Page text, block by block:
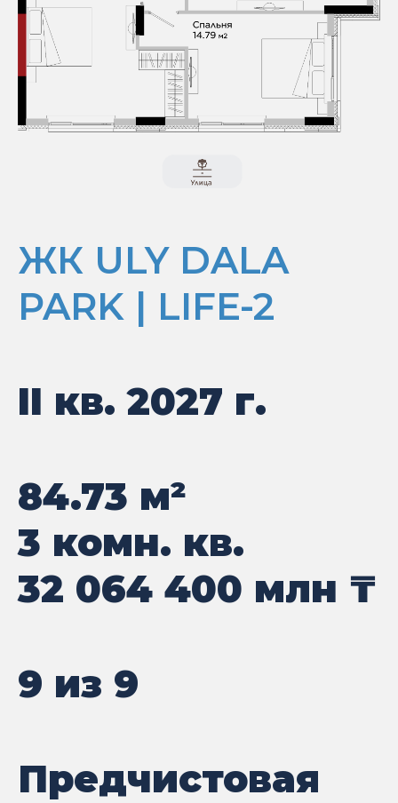
ЖК ULY DALA
PARK | LIFE-2
II кв. 2027 г.
84.73 м²
3 комн. кв.
32 064 400 млн ₸
9 из 9
Предчистовая